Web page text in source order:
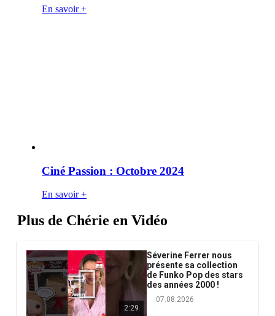
En savoir +
Ciné Passion : Octobre 2024
En savoir +
Plus de Chérie en Vidéo
2:29
Séverine Ferrer nous
présente sa collection
de Funko Pop des stars
des années 2000 !
07.08.2026